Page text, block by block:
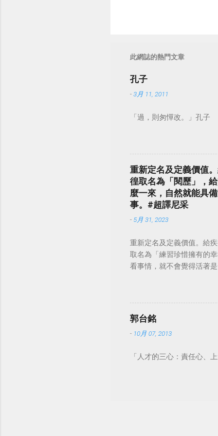
此網誌的熱門文章
孔子
-3月 11, 2011
「過，則匆憚改。」孔子
重新定名及定義價值
徨取名為「閱歷」，
麼一來，自然就能具
事。#超譯尼采
- 5月 31, 2023
重新定名及定義價值。給
取名為「練習珍惜擁有的
看事情，就不會覺得活著
郭台銘
- 10月 07, 2013
「人才的三心：責任心、